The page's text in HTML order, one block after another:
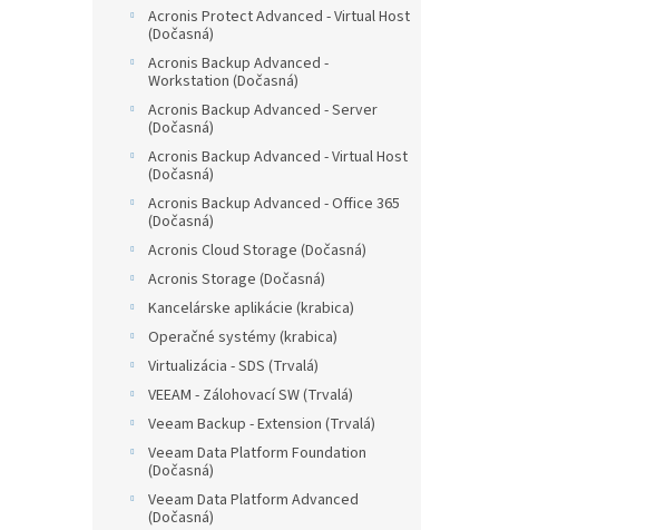
Acronis Protect Advanced - Virtual Host
(Dočasná)
Acronis Backup Advanced -
Workstation (Dočasná)
Acronis Backup Advanced - Server
(Dočasná)
Acronis Backup Advanced - Virtual Host
(Dočasná)
Acronis Backup Advanced - Office 365
(Dočasná)
Acronis Cloud Storage (Dočasná)
Acronis Storage (Dočasná)
Kancelárske aplikácie (krabica)
Operačné systémy (krabica)
Virtualizácia - SDS (Trvalá)
VEEAM - Zálohovací SW (Trvalá)
Veeam Backup - Extension (Trvalá)
Veeam Data Platform Foundation
(Dočasná)
Veeam Data Platform Advanced
(Dočasná)